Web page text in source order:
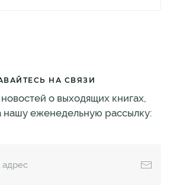
НА СВЯЗИ
о выходящих книгах,
нашу еженедельную рассылку: